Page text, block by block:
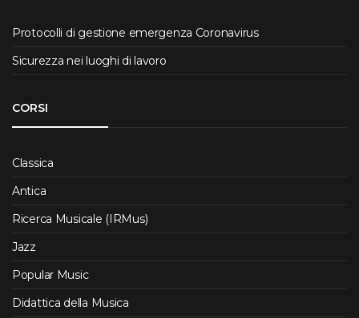
Protocolli di gestione emergenza Coronavirus
Sicurezza nei luoghi di lavoro
CORSI
Classica
Antica
Ricerca Musicale (IRMus)
Jazz
Popular Music
Didattica della Musica